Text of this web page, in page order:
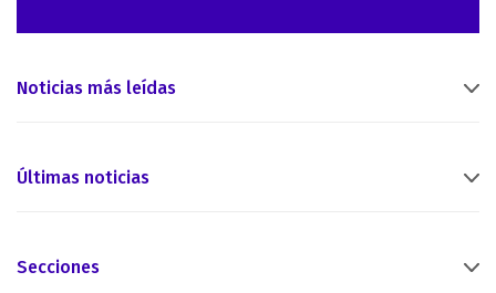
Noticias más leídas
Últimas noticias
Secciones